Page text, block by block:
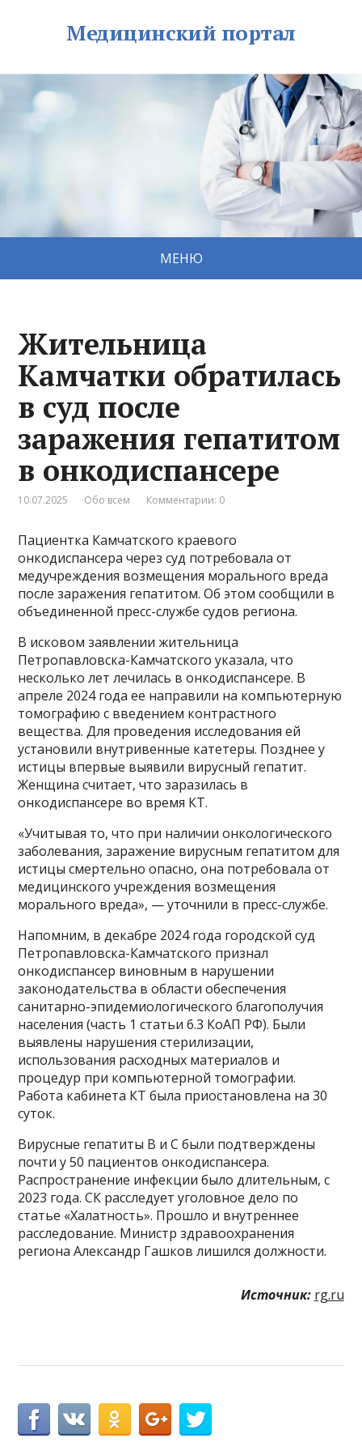
Медицинский портал
МЕНЮ
Жительница
Камчатки обратилась
в суд после
заражения гепатитом
в онкодиспансере
10.07.2025 Обо всем Комментарии: 0
Пациентка Камчатского краевого
онкодиспансера через суд потребовала от
медучреждения возмещения морального вреда
после заражения гепатитом. Об этом сообщили в
объединенной пресс-службе судов региона.
В исковом заявлении жительница
Петропавловска-Камчатского указала, что
несколько лет лечилась в онкодиспансере. В
апреле 2024 года ее направили на компьютерную
томографию с введением контрастного
вещества. Для проведения исследования ей
установили внутривенные катетеры. Позднее у
истицы впервые выявили вирусный гепатит.
Женщина считает, что заразилась в
онкодиспансере во время КТ.
«Учитывая то, что при наличии онкологического
заболевания, заражение вирусным гепатитом для
истицы смертельно опасно, она потребовала от
медицинского учреждения возмещения
морального вреда», — уточнили в пресс-службе.
Напомним, в декабре 2024 года городской суд
Петропавловска-Камчатского признал
онкодиспансер виновным в нарушении
законодательства в области обеспечения
санитарно-эпидемиологического благополучия
населения (часть 1 статьи 6.3 КоАП РФ). Были
выявлены нарушения стерилизации,
использования расходных материалов и
процедур при компьютерной томографии.
Работа кабинета КТ была приостановлена на 30
суток.
Вирусные гепатиты В и С были подтверждены
почти у 50 пациентов онкодиспансера.
Распространение инфекции было длительным, с
2023 года. СК расследует уголовное дело по
статье «Халатность». Прошло и внутреннее
расследование. Министр здравоохранения
региона Александр Гашков лишился должности.
Источник: rg.ru